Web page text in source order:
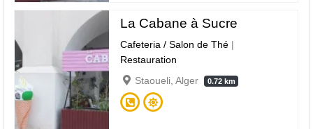
La Cabane à Sucre
Cafeteria / Salon de Thé |
Restauration
Staoueli, Alger
0.72 km